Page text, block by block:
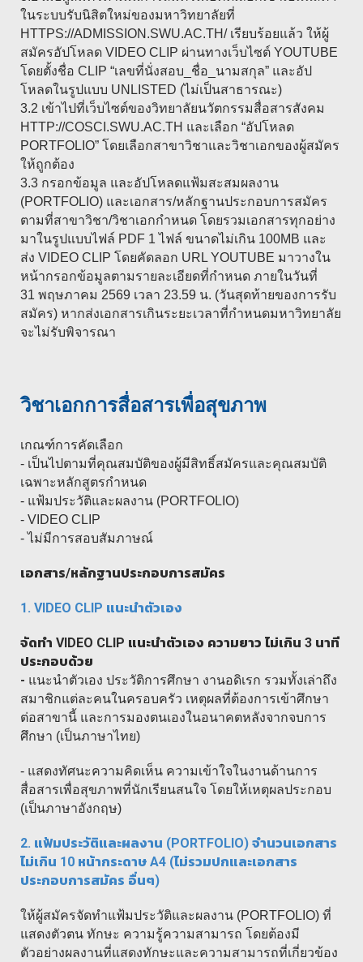
ในระบบรับนิสิตใหม่ของมหาวิทยาลัยที่
HTTPS://ADMISSION.SWU.AC.TH/ เรียบร้อยแล้ว ให้ผู้
สมัครอัปโหลด VIDEO CLIP ผ่านทางเว็บไซต์ YOUTUBE
โดยตั้งชื่อ CLIP “เลขที่นั่งสอบ_ชื่อ_นามสกุล” และอัป
โหลดในรูปแบบ UNLISTED (ไม่เป็นสาธารณะ)
3.2 เข้าไปที่เว็บไซต์ของวิทยาลัยนวัตกรรมสื่อสารสังคม
HTTP://COSCI.SWU.AC.TH และเลือก “อัปโหลด
PORTFOLIO” โดยเลือกสาขาวิชาและวิชาเอกของผู้สมัคร
ให้ถูกต้อง
3.3 กรอกข้อมูล และอัปโหลดแฟ้มสะสมผลงาน
(PORTFOLIO) และเอกสาร/หลักฐานประกอบการสมัคร
ตามที่สาขาวิชา/วิชาเอกกำหนด โดยรวมเอกสารทุกอย่าง
มาในรูปแบบไฟล์ PDF 1 ไฟล์ ขนาดไม่เกิน 100MB และ
ส่ง VIDEO CLIP โดยคัดลอก URL YOUTUBE มาวางใน
หน้ากรอกข้อมูลตามรายละเอียดที่กำหนด ภายในวันที่
31 พฤษภาคม 2569 เวลา 23.59 น. (วันสุดท้ายของการรับ
สมัคร) หากส่งเอกสารเกินระยะเวลาที่กำหนดมหาวิทยาลัย
จะไม่รับพิจารณา
วิชาเอกการสื่อสารเพื่อสุขภาพ
เกณฑ์การคัดเลือก
- เป็นไปตามที่คุณสมบัติของผู้มีสิทธิ์สมัครและคุณสมบัติ
เฉพาะหลักสูตรกำหนด
- แฟ้มประวัติและผลงาน (PORTFOLIO)
- VIDEO CLIP
- ไม่มีการสอบสัมภาษณ์
เอกสาร/หลักฐานประกอบการสมัคร
1. VIDEO CLIP แนะนำตัวเอง
จัดทำ VIDEO CLIP แนะนำตัวเอง ความยาว ไม่เกิน 3 นาที
ประกอบด้วย
- แนะนำตัวเอง ประวัติการศึกษา งานอดิเรก รวมทั้งเล่าถึง
สมาชิกแต่ละคนในครอบครัว เหตุผลที่ต้องการเข้าศึกษา
ต่อสาขานี้ และการมองตนเองในอนาคตหลังจากจบการ
ศึกษา (เป็นภาษาไทย)
- แสดงทัศนะความคิดเห็น ความเข้าใจในงานด้านการ
สื่อสารเพื่อสุขภาพที่นักเรียนสนใจ โดยให้เหตุผลประกอบ
(เป็นภาษาอังกฤษ)
2. แฟ้มประวัติและผลงาน (PORTFOLIO) จำนวนเอกสาร
ไม่เกิน 10 หน้ากระดาษ A4 (ไม่รวมปกและเอกสาร
ประกอบการสมัคร อื่นๆ)
ให้ผู้สมัครจัดทำแฟ้มประวัติและผลงาน (PORTFOLIO) ที่
แสดงตัวตน ทักษะ ความรู้ความสามารถ โดยต้องมี
ตัวอย่างผลงานที่แสดงทักษะและความสามารถที่เกี่ยวข้อง